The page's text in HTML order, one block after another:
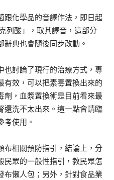
跟化學品的音譯作法，即日起
列酸」，取其譯音，這部分
典也會隨後同步改動。
也討論了現行的治療方式，專
有效，可以把素毒置換出來的
劑，血漿置換術是目前看來最
還洗不太出來。這一點會請臨
考使用。
布相關預防指引，結論上，分
民眾的一般性指引，教民眾怎
布懶人包；另外，針對食品業